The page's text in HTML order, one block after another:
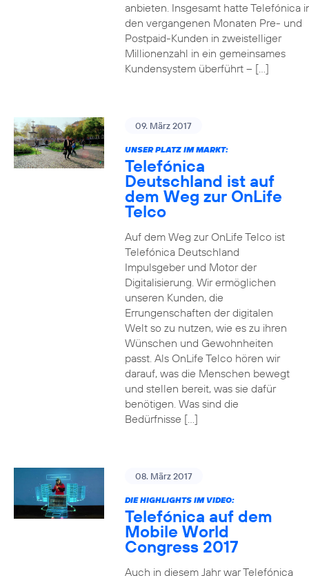
anbieten. Insgesamt hatte Telefónica
den vergangenen Monaten Pre- und
Postpaid-Kunden in zweistelliger
Millionenzahl in ein gemeinsames
Kundensystem überführt – […]
09. März 2017
UNSER PLATZ IM MARKT:
Telefónica
Deutschland ist auf
dem Weg zur OnLife
Telco
Auf dem Weg zur OnLife Telco ist
Telefónica Deutschland
Impulsgeber und Motor der
Digitalisierung. Wir ermöglichen
unseren Kunden, die
Errungenschaften der digitalen
Welt so zu nutzen, wie es zu ihren
Wünschen und Gewohnheiten
passt. Als OnLife Telco hören wir
darauf, was die Menschen bewegt
und stellen bereit, was sie dafür
benötigen. Was sind die
Bedürfnisse […]
08. März 2017
DIE HIGHLIGHTS IM VIDEO:
Telefónica auf dem
Mobile World
Congress 2017
Auch in diesem Jahr war Telefónica